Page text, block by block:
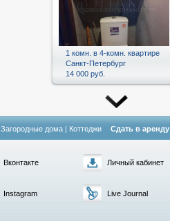
1 комн. в 4-комн. квартире
Санкт-Петербург
14 000 руб.
Загородные дома | Коттеджи Сдать в аренду
Вконтакте
Instagram
Личный кабинет
Live Journal